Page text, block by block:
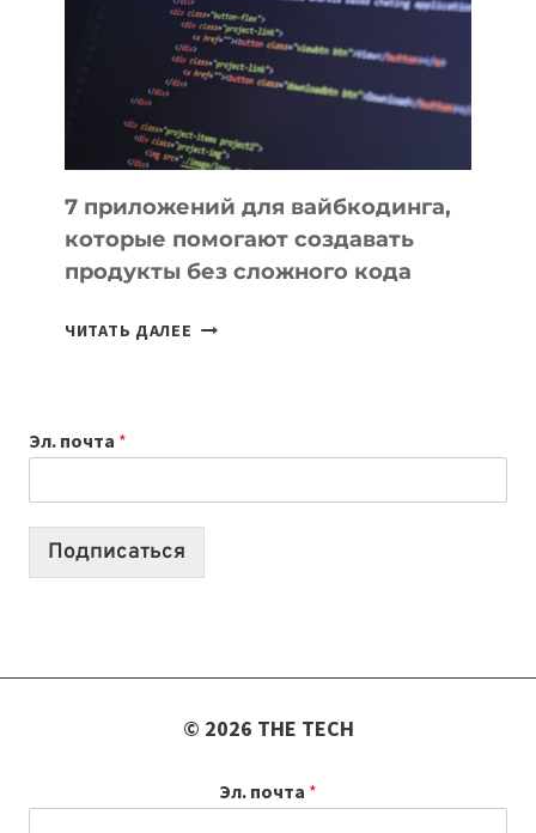
ДЛЯ
РАБОТЫ
7 приложений для вайбкодинга,
которые помогают создавать
продукты без сложного кода
ЧИТАТЬ ДАЛЕЕ
СОЗДАВАТЬ
ПРОДУКТЫ
Эл. почта *
Подписаться
© 2026 THE TECH
Эл. почта *